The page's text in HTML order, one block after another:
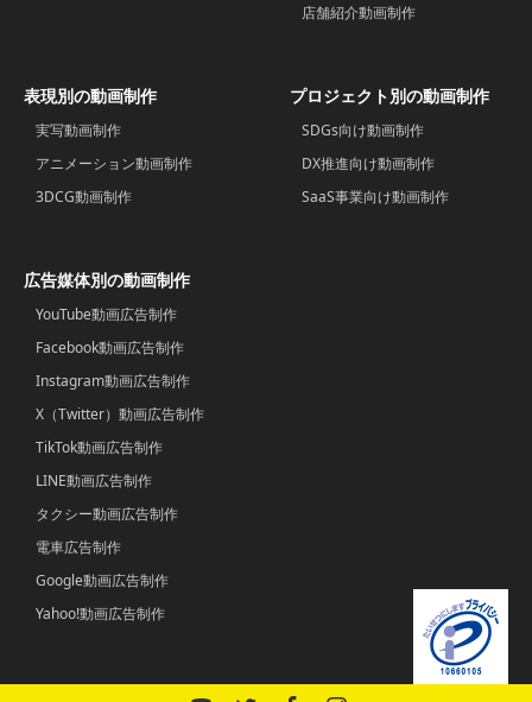
店舗紹介動画制作
表現別の動画制作
実写動画制作
アニメーション動画制作
3DCG動画制作
プロジェクト別の動画制作
SDGs向け動画制作
DX推進向け動画制作
SaaS事業向け動画制作
広告媒体別の動画制作
YouTube動画広告制作
Facebook動画広告制作
Instagram動画広告制作
X（Twitter）動画広告制作
TikTok動画広告制作
LINE動画広告制作
タクシー動画広告制作
電車広告制作
Google動画広告制作
Yahoo!動画広告制作
YouTubeTwitterFacebookInstagram